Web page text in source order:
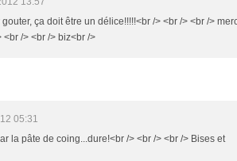
ça doit être un délice!!!!!<br /> <br /> <br />
/> <br /> biz<br />
05:31
la pâte de coing...dure!<br /> <br /> <br /> Bises et